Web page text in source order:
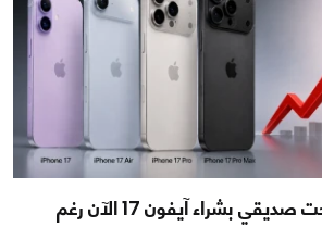
«تجربتي»: لماذا نصحت صديقي بشراء آيفون 17 الآن رغم